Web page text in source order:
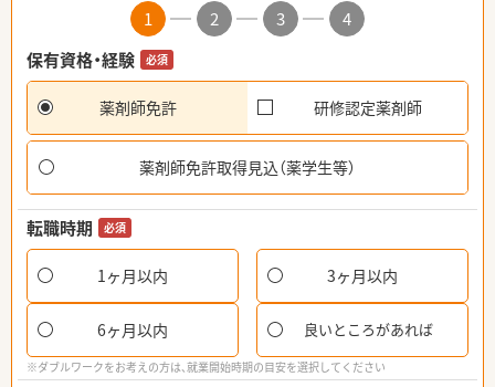
1 2 3
4
保有資格・経験
必須
薬剤師免許 研修認定薬剤師
薬剤師免許取得見込（薬学生等）
転職時期 必須
1ヶ月以内 3ヶ月以内
6ヶ月以内 良いところがあれば
※ダブルワークをお考えの方は、就業開始時期の目安を選択してください